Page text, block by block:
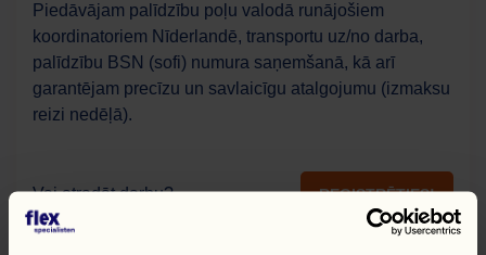
Piedāvājam palīdzību poļu valodā runājošiem
koordinatoriem Nīderlandē, transportu uz/no darba,
palīdzību BSN (sofi) numura saņemšanā, kā arī
garantējam precīzu un savlaicīgu atalgojumu (izmaksu
reizi nedēļā).
Vai atradāt darbu? REĢISTRĒTIES!